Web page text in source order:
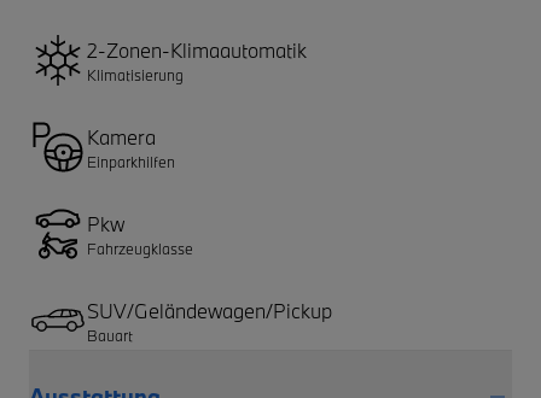
2-Zonen-Klimaautomatik
Klimatisierung
Kamera
Einparkhilfen
Pkw
Fahrzeugklasse
SUV/Geländewagen/Pickup
Bauart